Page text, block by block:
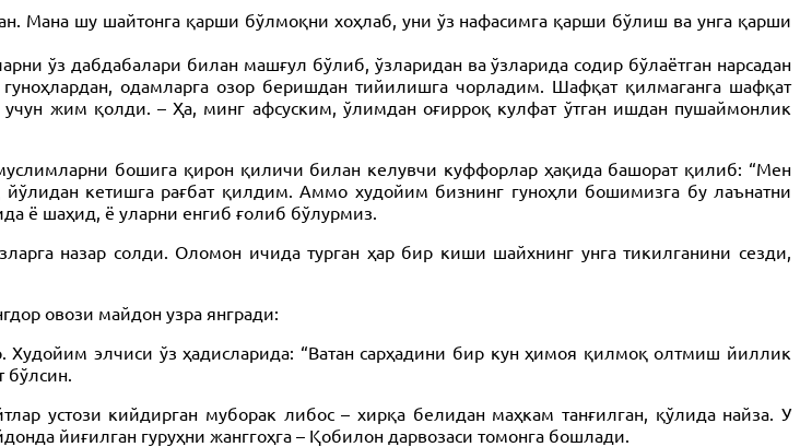
Мана шу шайтонга қарши бўлмоқни хоҳлаб, уни ўз нафасимга қарши бўлиш ва унга қарши
ўз дабдабалари билан машғул бўлиб, ўзларидан ва ўзларида содир бўлаётган нарсадан
одамларга озор беришдан тийилишга чорладим. Шафқат қилмаганга шафқат
жим қолди. – Ҳа, минг афсуским, ўлимдан оғирроқ кулфат ўтган ишдан пушаймонлик
бошига қирон қиличи билан келувчи куффорлар ҳақида башорат қилиб: “Мен
кетишга рағбат қилдим. Аммо худойим бизнинг гуноҳли бошимизга бу лаънатни
ё шаҳид, ё уларни енгиб ғолиб бўлурмиз.
назар солди. Оломон ичида турган ҳар бир киши шайхнинг унга тикилганини сезди,
овози майдон узра янгради:
элчиси ўз ҳадисларида: “Ватан сарҳадини бир кун ҳимоя қилмоқ олтмиш йиллик
бўлсин.
устози кийдирган муборак либос – хирқа белидан маҳкам танғилган, қўлида найза. У
йиғилган гуруҳни жанггоҳга – Қобилон дарвозаси томонга бошлади.